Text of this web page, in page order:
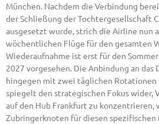
München. Nachdem die Verbindung
der Schließung der Tochtergesellschaft
ausgesetzt wurde, strich die Airline nun
wöchentlichen Flüge für den gesamten
Wiederaufnahme ist erst für den
2027 vorgesehen. Die Anbindung an
hingegen mit zwei täglichen Rotationen
spiegelt den strategischen Fokus wider,
auf den Hub Frankfurt zu konzentrieren,
Zubringerknoten für diesen